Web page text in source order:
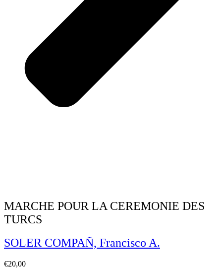
MARCHE POUR LA CEREMONIE DES
TURCS
SOLER COMPAÑ, Francisco A.
€20,00